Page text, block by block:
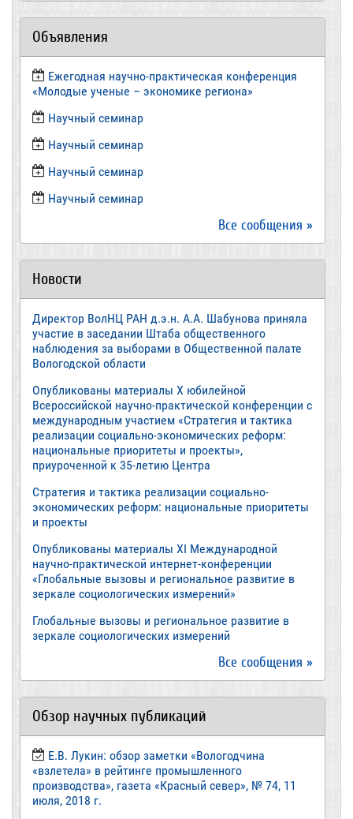
Объявления
Ежегодная научно-практическая конференция
«Молодые ученые – экономике региона»
​Научный семинар
​Научный семинар
Научный семинар
​Научный семинар
Все сообщения »
Новости
Директор ВолНЦ РАН д.э.н. А.А. Шабунова приняла
участие в заседании Штаба общественного
наблюдения за выборами в Общественной палате
Вологодской области
Опубликованы материалы X юбилейной
Всероссийской научно-практической конференции с
международным участием «Стратегия и тактика
реализации социально-экономических реформ:
национальные приоритеты и проекты»,
приуроченной к 35-летию Центра
Стратегия и тактика реализации социально-
экономических реформ: национальные приоритеты
и проекты
Опубликованы материалы XI Международной
научно-практической интернет-конференции
«Глобальные вызовы и региональное развитие в
зеркале социологических измерений»
Глобальные вызовы и региональное развитие в
зеркале социологических измерений
Все сообщения »
Обзор научных публикаций
Е.В. Лукин: обзор заметки «Вологодчина
«взлетела» в рейтинге промышленного
производства», газета «Красный север», № 74, 11
июля, 2018 г.